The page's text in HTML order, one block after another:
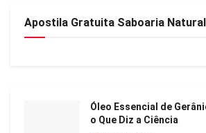
Apostila Gratuita Saboaria Natural
Óleo Essencial de
o Que Diz a Ciência